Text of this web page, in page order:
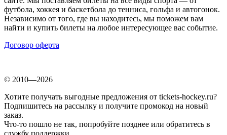
футбола, хоккея и баскетбола до тенниса, гольфа и автогонок.
Независимо от того, где вы находитесь, мы поможем вам
найти и купить билеты на любое интересующее вас событие.
Договор оферта
© 2010—2026
Хотите получать выгодные предложения от tickets-hockey.ru?
Подпишитесь на рассылку и получите промокод на новый
заказ.
Что-то пошло не так, попробуйте позднее или обратитесь в